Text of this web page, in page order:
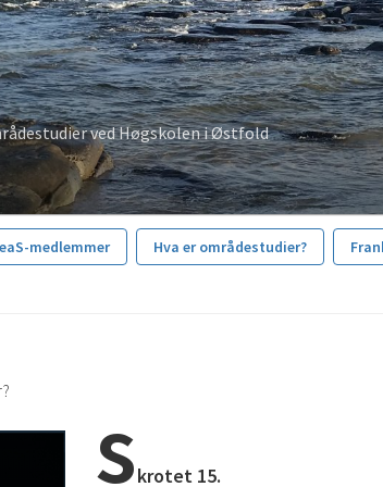
ved Høgskolen i Østfold
medlemmer Hva er områdestudier?
skrotet 15.